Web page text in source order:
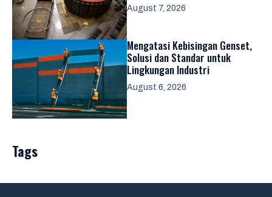
August 7, 2026
Mengatasi Kebisingan Genset,
Solusi dan Standar untuk
Lingkungan Industri
August 6, 2026
Tags